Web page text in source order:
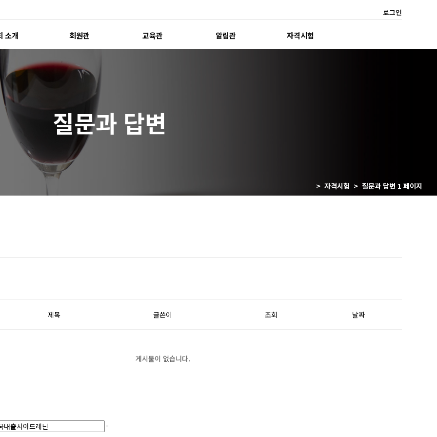
소개 회원관 교육관 알림관 자격시험
로그인
질문과 답변
> 자격시험 > 질문과 답변 1 페이지
제목 글쓴이 조회 날짜
게시물이 없습니다.